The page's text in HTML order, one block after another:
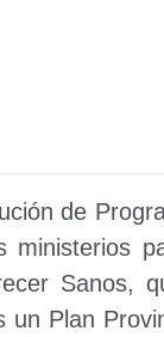
de
ministerios
Sanos,
un Plan